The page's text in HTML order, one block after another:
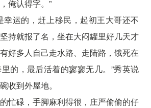
俺认得字。”
幸运的，赶上移民，起初王大哥还不
持就报了名，坐在大闷罐里好几天才
好多人自己走水路、走陆路，饿死在
的，最后活着的寥寥无几。”秀英说
收到外屋地。
忙碌，手脚麻利得很，庄严偷偷的仔